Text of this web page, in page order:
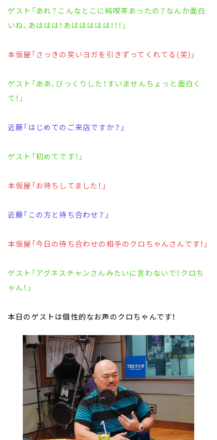
ゲスト「あれ？こんなとこに純喫茶あったの？なんか面白
いね、あははは！あははははは！！！」
本仮屋「さっきの笑いヨガを引きずってくれてる(笑)」
ゲスト「ああ、びっくりした！すいませんちょっと面白く
て！」
近藤「はじめてのご来店ですか？」
ゲスト「初めてです！」
本仮屋「お待ちしてました！」
近藤「この方と待ち合わせ？」
本仮屋「今日の待ち合わせの相手のクロちゃんさんです！」
ゲスト「アグネスチャンさんみたいに言わないで！クロち
ゃん！」
本日のゲストは個性的なお声のクロちゃんです！